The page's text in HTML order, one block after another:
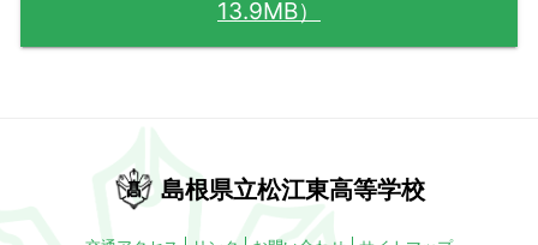
13.9MB）
島根県立松江東高等学校